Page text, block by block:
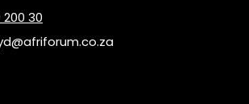
200 30